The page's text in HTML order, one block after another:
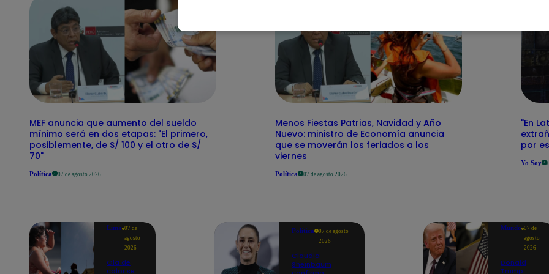
MEF anuncia que aumento del sueldo
mínimo será en dos etapas: "El primero,
posiblemente, de S/ 100 y el otro de S/
70"
Política 07 de agosto 2026
Menos Fiestas Patrias, Navidad y Año
Nuevo: ministro de Economía anuncia
que se moverán los feriados a los
viernes
Política 07 de agosto 2026
"En
por
Yo Soy
Lima 07 de
agosto
2026
Ola de
calor se
Política
07 de agosto
2026
Claudia
Sheinbaum
Mundo 07 de
agosto
2026
Donald
Trump